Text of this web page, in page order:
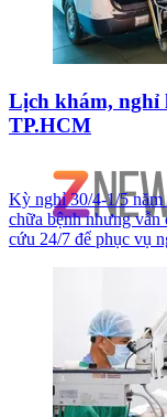
Lịch khám, nghỉ
TP.HCM
Kỳ nghỉ 30/4-1/5 năm
chữa bệnh nhưng vẫn
cứu 24/7 để phục vụ